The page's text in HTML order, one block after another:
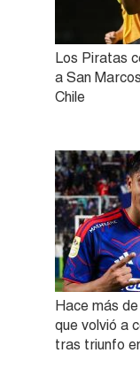
Los Piratas
a San
Chile
Hace más
que volvió a
tras triunfo